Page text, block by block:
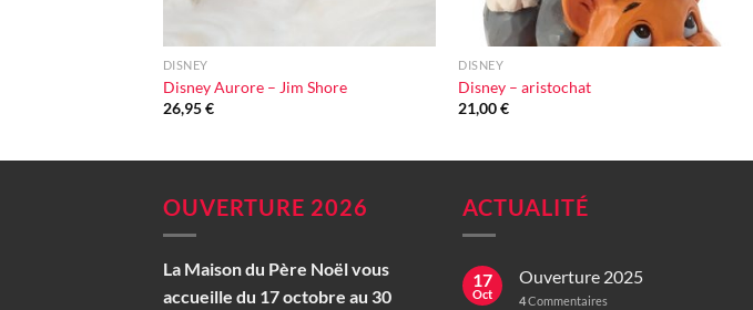
DISNEY
Disney Aurore – Jim Shore
26,95€
+
DISNEY
Disney – aristochat
21,00€
OUVERTURE 2026
La Maison du Père Noël vous
accueille du 17 octobre au 30
ACTUALITÉ
17
Oct
Ouverture 2025
4Commentaires